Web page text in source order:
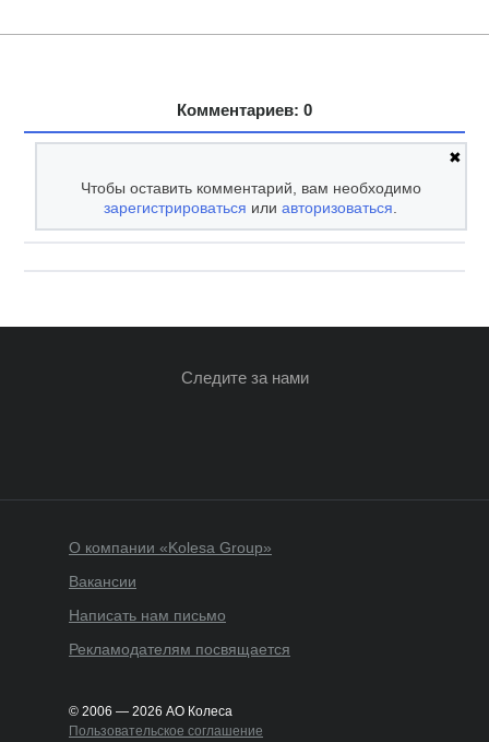
Комментариев: 0
✖
Чтобы оставить комментарий, вам необходимо
зарегистрироваться илиавторизоваться
Следите за нами
О компании «Kolesa Group»
Вакансии
Написать нам письмо
Рекламодателям посвящается
© 2006 — 2026 АО Колеса
Пользовательское соглашение